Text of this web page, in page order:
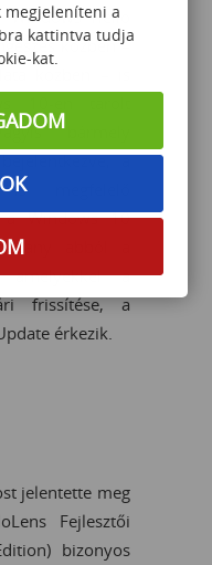
Hello
közben –
közben – is
bármely
a
is megfelelő
a Windows 10
abból a
amelyekkel a
frissítése, a
érkezik.
jelentette meg
Fejlesztői
bizonyos
megjeleníteni a
kattintva tudja
kat.